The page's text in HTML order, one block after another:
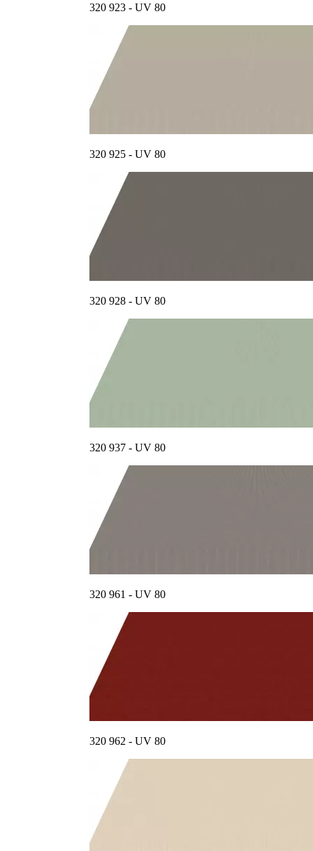
320 923 - UV 80
320 925 - UV 80
320 928 - UV 80
320 937 - UV 80
320 961 - UV 80
320 962 - UV 80